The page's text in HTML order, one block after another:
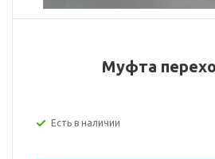
Муфта
Есть в наличии